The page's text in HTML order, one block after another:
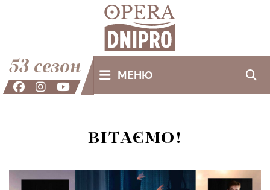
53 сезон МЕНЮ
ВІТАЄМО!